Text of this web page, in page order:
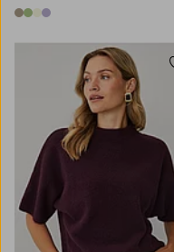
4 farger